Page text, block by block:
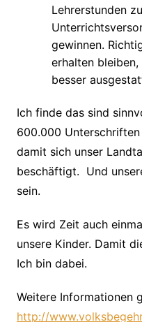
Lehrerstunden
gewinnen.
erhalten bleiben,
besser
Ich finde das sind
600.000
damit sich unser
beschäftigt. Und
sein.
Es wird Zeit auch
unsere Kinder. Damit
Ich bin dabei.
Weitere Informationen
http://